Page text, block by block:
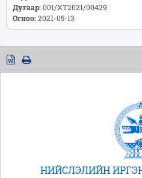
Дугаар:001/ХТ2021/00429
Огноо:2021-05-13
НИЙСЛЭЛИЙН